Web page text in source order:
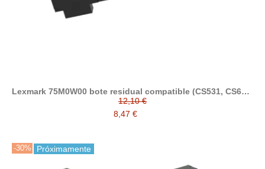
Lexmark 75M0W00 bote residual compatible (CS531, CS632,
CS639, CX532, CX635, C2335, XC2335)
12,10 €
8,47 €
-30% Próximamente